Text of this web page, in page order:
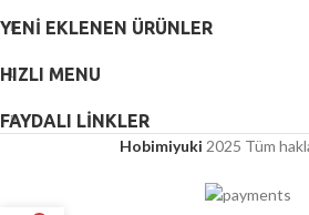
YENI EKLENEN ÜRÜNLER
HIZLI MENU
FAYDALI LİNKLER
Hobimiyuki 2025 Tüm